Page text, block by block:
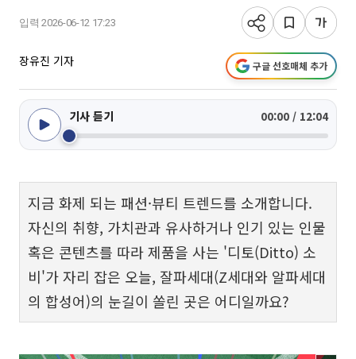
입력 2026-06-12 17:23
장유진 기자 구글 선호매체 추가
기사 듣기 00:00 / 12:04
지금 화제 되는 패션·뷰티 트렌드를 소개합니다.
자신의 취향, 가치관과 유사하거나 인기 있는 인물
혹은 콘텐츠를 따라 제품을 사는 '디토(Ditto) 소
비'가 자리 잡은 오늘, 잘파세대(Z세대와 알파세대
의 합성어)의 눈길이 쏠린 곳은 어디일까요?